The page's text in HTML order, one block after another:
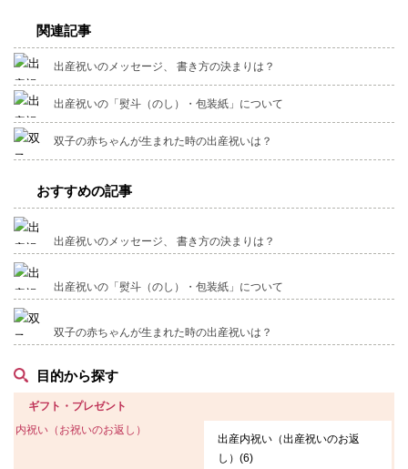
関連記事
出産祝いのメッセージ、 書き方の決まりは？
出産祝いの「熨斗（のし）・包装紙」について
双子の赤ちゃんが生まれた時の出産祝いは？
おすすめの記事
出産祝いのメッセージ、 書き方の決まりは？
出産祝いの「熨斗（のし）・包装紙」について
双子の赤ちゃんが生まれた時の出産祝いは？
目的から探す
ギフト・プレゼント
内祝い（お祝いのお返し）
出産内祝い（出産祝いのお返
し）(6)